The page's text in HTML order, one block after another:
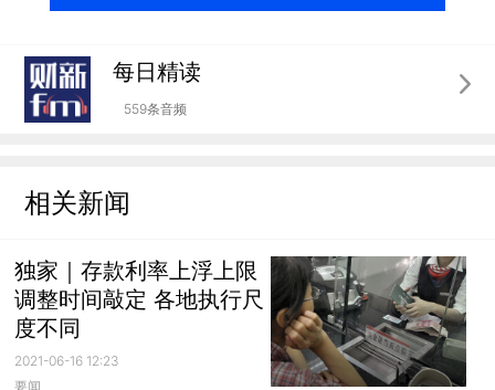
每日精读
559条音频
相关新闻
独家｜存款利率上浮上限
调整时间敲定 各地执行尺
度不同
2021-06-16 12:23
要闻